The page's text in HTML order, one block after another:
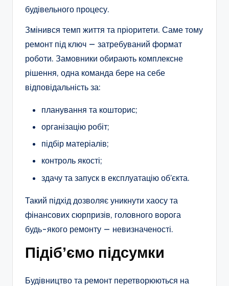
будівельного процесу.
Змінився темп життя та пріоритети. Саме тому
ремонт під ключ — затребуваний формат
роботи. Замовники обирають комплексне
рішення, одна команда бере на себе
відповідальність за:
планування та кошторис;
організацію робіт;
підбір матеріалів;
контроль якості;
здачу та запуск в експлуатацію об’єкта.
Такий підхід дозволяє уникнути хаосу та
фінансових сюрпризів, головного ворога
будь-якого ремонту — невизначеності.
Підібʼємо підсумки
Будівництво та ремонт перетворюються на